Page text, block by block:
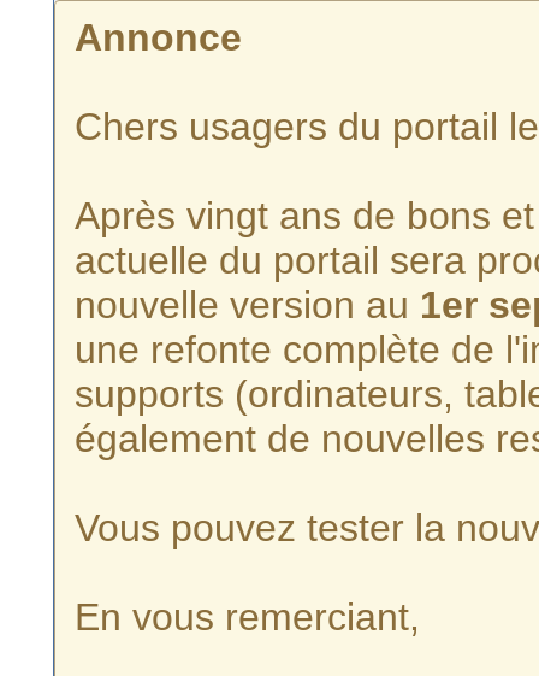
Annonce
Chers usagers du portail
Après vingt ans de bons
actuelle du portail sera
nouvelle version au 1er
une refonte complète de
supports (ordinateurs,
également de nouvelles
Vous pouvez tester la
En vous remerciant,